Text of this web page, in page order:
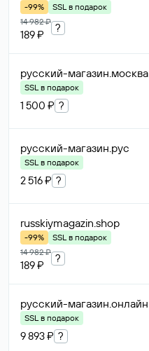
-99%
SSL в подарок
14 982 ₽
189 ₽
?
русский-магазин.москва
SSL в подарок
1 500 ₽ ?
русский-магазин.рус
SSL в подарок
2 516 ₽ ?
russkiymagazin.shop
-99%
SSL в подарок
14 982 ₽
189 ₽
?
русский-магазин.онлайн
SSL в подарок
9 893 ₽ ?